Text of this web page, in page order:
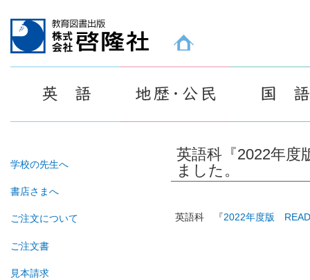
英語科『2022年
ました。
英語科 『2022年度版
学校の先生へ
書店さまへ
ご注文について
ご注文書
見本請求